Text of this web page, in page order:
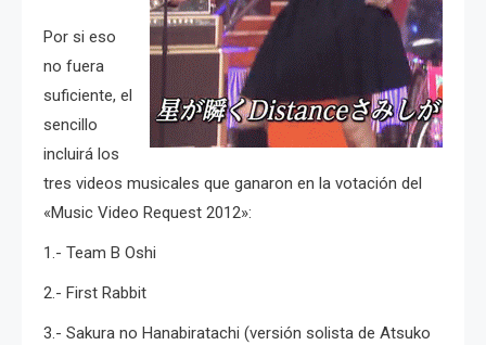
Por si eso
no fuera
suficiente, el
sencillo
incluirá los
tres videos musicales que ganaron en la votación del
«Music Video Request 2012»:
1.- Team B Oshi
2.- First Rabbit
3.- Sakura no Hanabiratachi (versión solista de Atsuko